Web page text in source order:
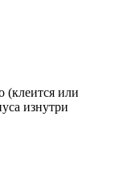
(клеится или
изнутри